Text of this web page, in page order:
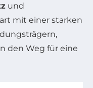
und
mit einer starken
den Weg für eine